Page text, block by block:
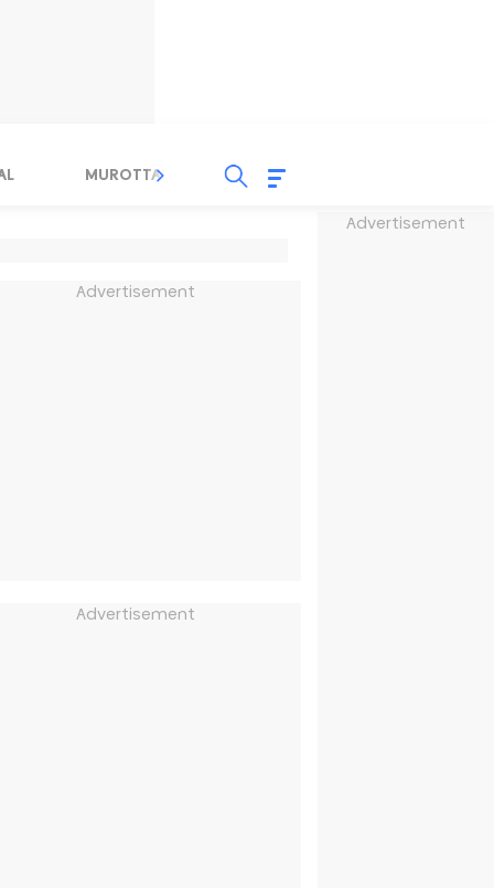
Advertisement
MUROTTAL TAUSYIAH
Advertisement
Advertisement